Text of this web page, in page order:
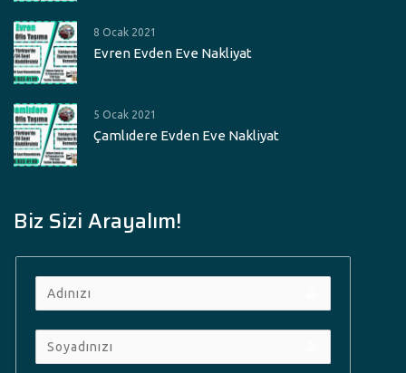
8 Ocak 2021
Evren Evden Eve Nakliyat
5 Ocak 2021
Çamlıdere Evden Eve Nakliyat
Biz Sizi Arayalım!